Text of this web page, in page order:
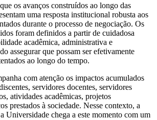
os avanços construídos ao longo das
uma resposta institucional robusta aos
durante o processo de negociação. Os
foram definidos a partir de cuidadosa
acadêmica, administrativa e
assegurar que possam ser efetivamente
ao longo do tempo.
com atenção os impactos acumulados
servidores docentes, servidores
atividades acadêmicas, projetos
prestados à sociedade. Nesse contexto, a
Universidade chega a este momento com um